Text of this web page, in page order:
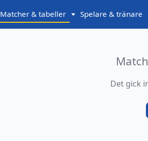
Matcher & tabeller Spelare & tränare
Det gick